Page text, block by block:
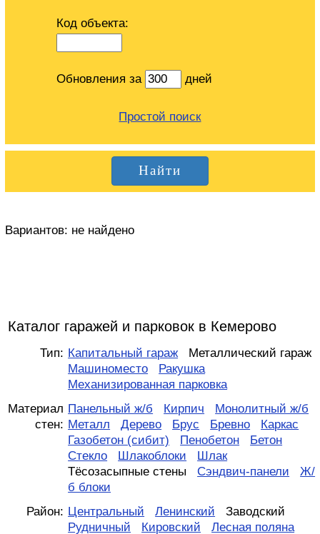
Код объекта:
Обновления за дней
Простой поиск
Вариантов: не найдено
Каталог гаражей и парковок в Кемерово
Тип: Капитальный гараж
Металлический гараж
Машиноместо
Ракушка
Механизированная парковка
Материал
стен:
Панельный ж/б Кирпич
Монолитный ж/б
Металл
Дерево Брус Бревно
Каркас
Газобетон (сибит)
Пенобетон
Бетон
Стекло
Шлакоблоки
Шлак
Тёсозасыпные стены
Сэндвич-панели
Ж/
б блоки
Район: Центральный Ленинский
Заводский
Рудничный
Кировский Лесная поляна